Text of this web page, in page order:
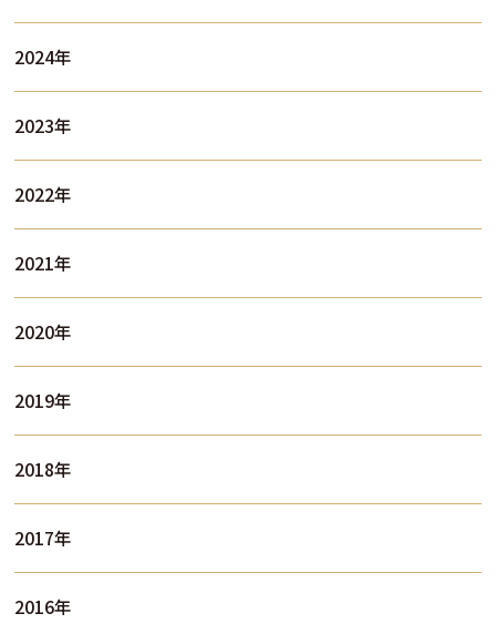
2024年
2023年
2022年
2021年
2020年
2019年
2018年
2017年
2016年